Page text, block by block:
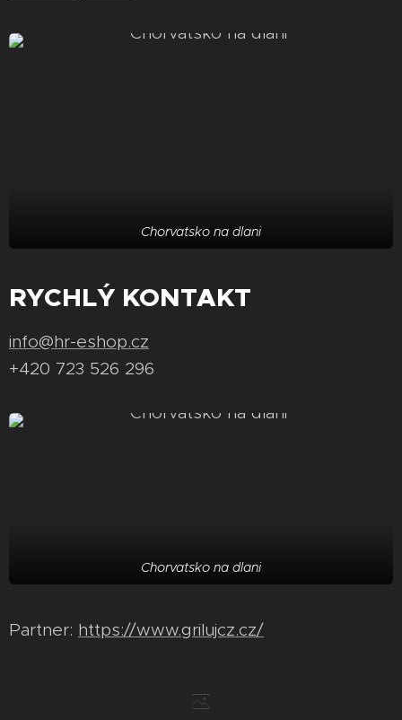
Chorvatsko na dlani
RYCHLÝ KONTAKT
info@hr-eshop.cz
+420 723 526 296
Chorvatsko na dlani
Partner: https://www.grilujcz.cz/